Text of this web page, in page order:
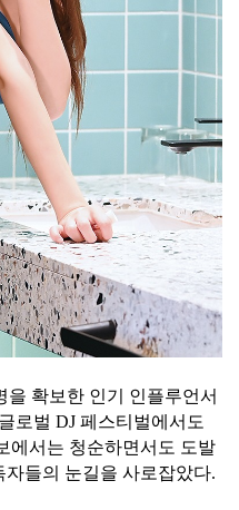
을 확보한 인기 인플루언서
로벌 DJ 페스티벌에서도
에서는 청순하면서도 도발
들의 눈길을 사로잡았다.